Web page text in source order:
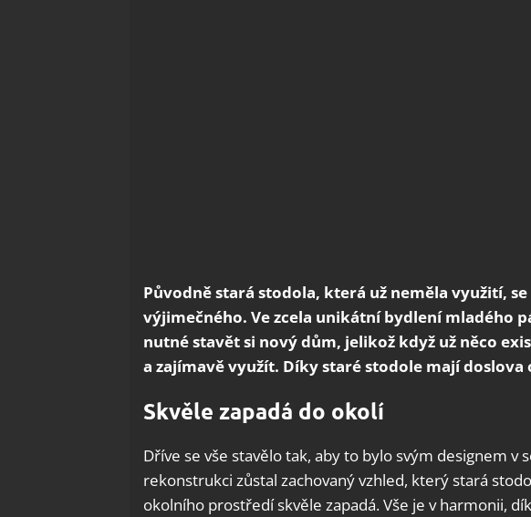
Původně stará stodola, která už neměla využití,
výjimečného. Ve zcela unikátní bydlení mladého
nutné stavět si nový dům, jelikož když už něco
a zajímavě využít. Díky staré stodole mají
Skvěle zapadá do okolí
Dříve se vše stavělo tak, aby to bylo svým designem v
rekonstrukci zůstal zachovaný vzhled, který stará
okolního prostředí skvěle zapadá. Vše je v harmonii,